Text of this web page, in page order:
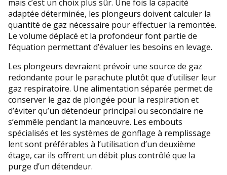
mais c’est un choix plus sûr. Une fois la capacité
adaptée déterminée, les plongeurs doivent calculer la
quantité de gaz nécessaire pour effectuer la remontée.
Le volume déplacé et la profondeur font partie de
l’équation permettant d’évaluer les besoins en levage.
Les plongeurs devraient prévoir une source de gaz
redondante pour le parachute plutôt que d’utiliser leur
gaz respiratoire. Une alimentation séparée permet de
conserver le gaz de plongée pour la respiration et
d’éviter qu’un détendeur principal ou secondaire ne
s’emmêle pendant la manœuvre. Les embouts
spécialisés et les systèmes de gonflage à remplissage
lent sont préférables à l’utilisation d’un deuxième
étage, car ils offrent un débit plus contrôlé que la
purge d’un détendeur.